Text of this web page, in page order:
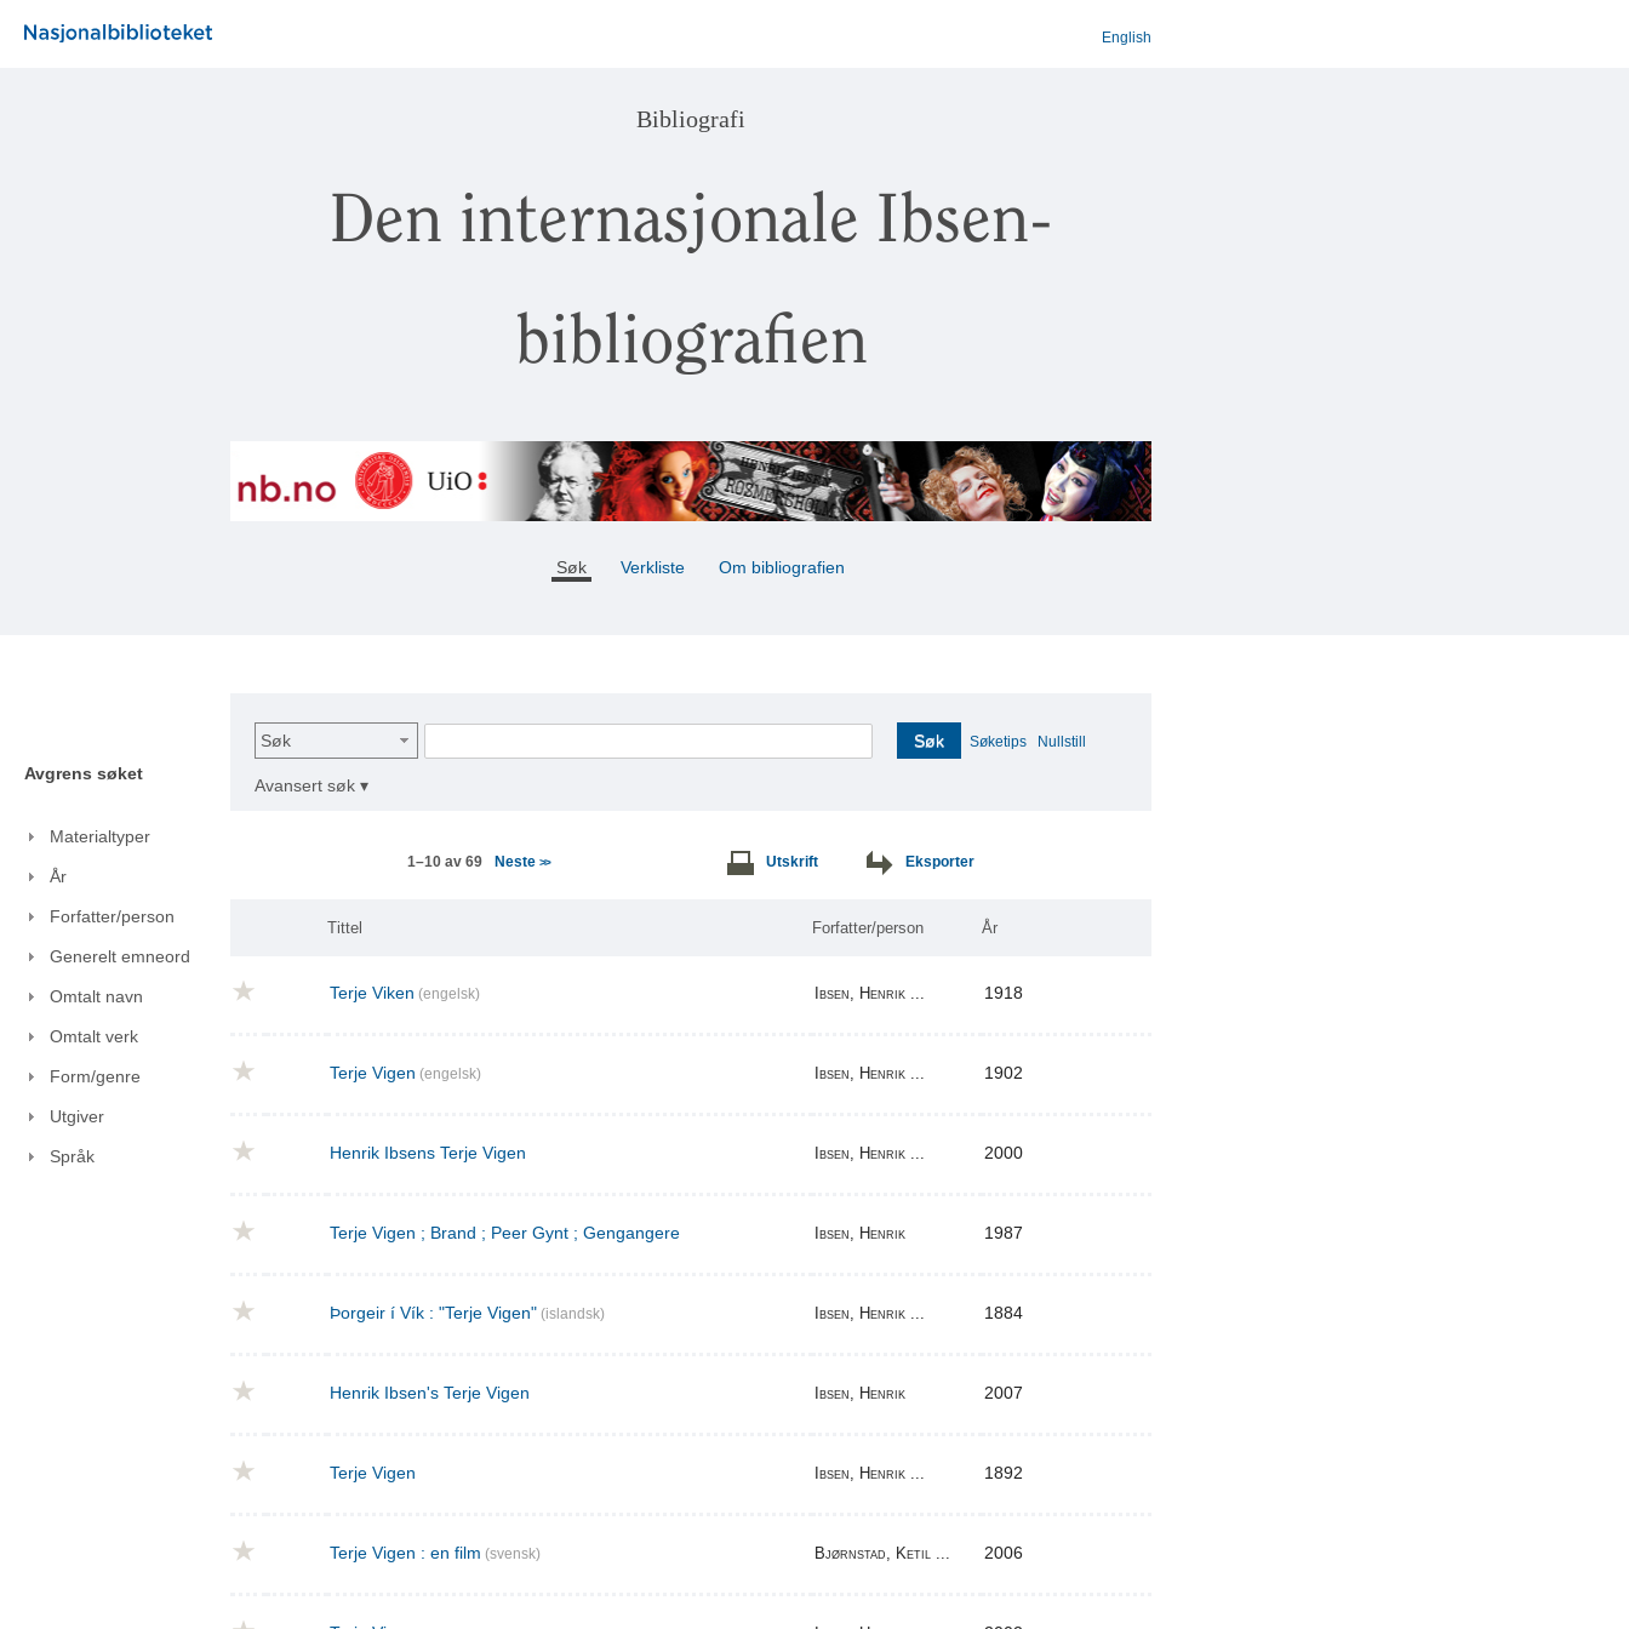
English
Bibliografi
Den internasjonale Ibsen-
bibliografien
Søk Verkliste Om bibliografien
Avgrens søket
Materialtyper
År
Forfatter/person
Generelt emneord
Omtalt navn
Omtalt verk
Form/genre
Utgiver
Språk
Søk Søk Søketips Nullstill
Avansert søk ▾
1–10 av 69 Neste>> Utskrift Eksporter
Tittel Forfatter/person År
Terje Viken (engelsk) Ibsen, Henrik ... 1918
Terje Vigen (engelsk) Ibsen, Henrik ... 1902
Henrik Ibsens Terje Vigen Ibsen, Henrik ... 2000
Terje Vigen ; Brand ; Peer Gynt ; Gengangere Ibsen, Henrik 1987
Þorgeir í Vík : "Terje Vigen" (islandsk) Ibsen, Henrik ... 1884
Henrik Ibsen's Terje Vigen Ibsen, Henrik 2007
Terje Vigen Ibsen, Henrik ... 1892
Terje Vigen : en film (svensk) Bjørnstad, Ketil ... 2006